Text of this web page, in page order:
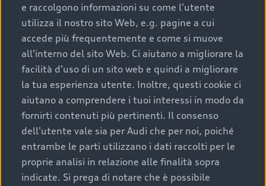
uno stato migliore del veicolo e a una maggiore
durata nel tempo;
cronologia dei tagliandi: una documentazione
completa della vettura certifica una manutenzione
costante e accurata;
condizioni della carrozzeria e degli interni: una
buona conservazione evidenzia cura e attenzione del
precedente proprietario;
efficienza meccanica: motore, trasmissione e
componenti principali in ottimo stato garantiscono
prestazioni affidabili e sicure.
e raccolgono informazioni su come l'utente
utilizza il nostro sito Web, e.g. pagine a cui
accede più frequentemente e come si muove
all'interno del sito Web. Ci aiutano a migliorare la
facilità d'uso di un sito web e quindi a migliorare
la tua esperienza utente. Inoltre, questi cookie ci
aiutano a comprendere i tuoi interessi in modo da
fornirti contenuti più pertinenti. Il consenso
dell'utente vale sia per Audi che per noi, poiché
entrambe le parti utilizzano i dati raccolti per le
proprie analisi in relazione alle finalità sopra
indicate. Si prega di notare che è possibile